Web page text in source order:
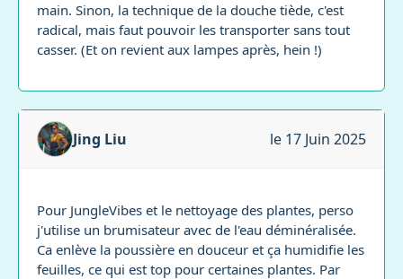
main. Sinon, la technique de la douche tiède, c'est
radical, mais faut pouvoir les transporter sans tout
casser. (Et on revient aux lampes après, hein !)
Jing Liu le 17 Juin 2025
Pour JungleVibes et le nettoyage des plantes, perso
j'utilise un brumisateur avec de l'eau déminéralisée.
Ca enlève la poussière en douceur et ça humidifie les
feuilles, ce qui est top pour certaines plantes. Par